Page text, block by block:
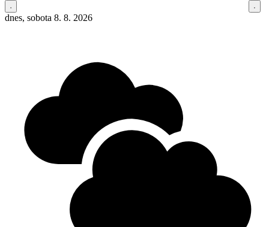
dnes, sobota 8. 8. 2026